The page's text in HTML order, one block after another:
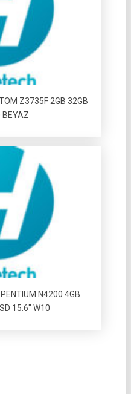
Z3735F 2GB 32GB
BEYAZ
N4200 4GB
15.6″ W10